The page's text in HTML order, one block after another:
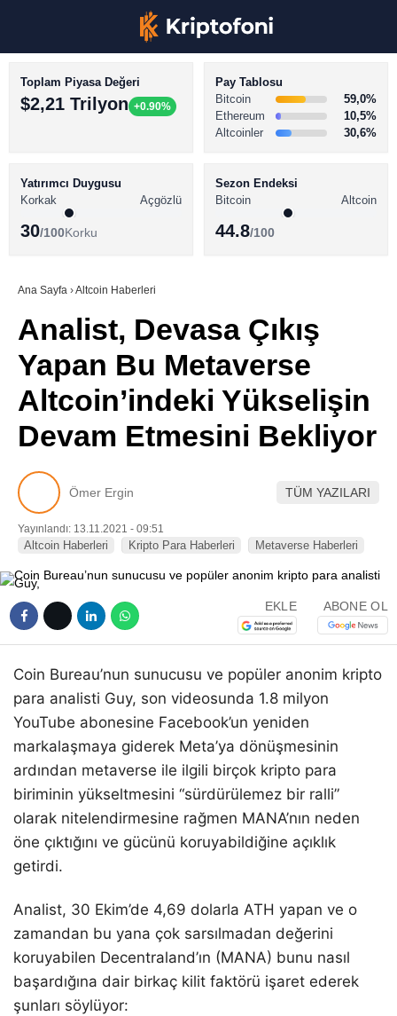
Youtube
TikTok
BİTCOİN HABERLERİ
ALTCOİN HABERLERİ
SÖZLÜK
Toplam Piyasa Değeri
$2,21 Trilyon +0.90%
Pay Tablosu
Bitcoin
59,0%
Ethereum
10,5%
Altcoinler
30,6%
Yatırımcı Duygusu
Korkak
Açgözlü
30/100Korku
Sezon Endeksi
Bitcoin
Altcoin
44.8/100
Ana Sayfa ›Altcoin Haberleri
Analist, Devasa Çıkış
Yapan Bu Metaverse
Altcoin’indeki Yükselişin
Devam Etmesini Bekliyor
Ömer Ergin TÜM YAZILARI
Yayınlandı: 13.11.2021 - 09:51
Altcoin Haberleri Kripto Para Haberleri Metaverse Haberleri
EKLE ABONE OL
Coin Bureau’nun sunucusu ve popüler anonim kripto
para analisti Guy, son videosunda 1.8 milyon
YouTube abonesine Facebook’un yeniden
markalaşmaya giderek Meta’ya dönüşmesinin
ardından metaverse ile ilgili birçok kripto para
biriminin yükseltmesini “sürdürülemez bir ralli”
olarak nitelendirmesine rağmen MANA’nın neden
öne çıktığını ve gücünü koruyabildiğine açıklık
getirdi.
Analist, 30 Ekim’de 4,69 dolarla ATH yapan ve o
zamandan bu yana çok sarsılmadan değerini
koruyabilen Decentraland’ın (MANA) bunu nasıl
başardığına dair birkaç kilit faktörü işaret ederek
şunları söylüyor: